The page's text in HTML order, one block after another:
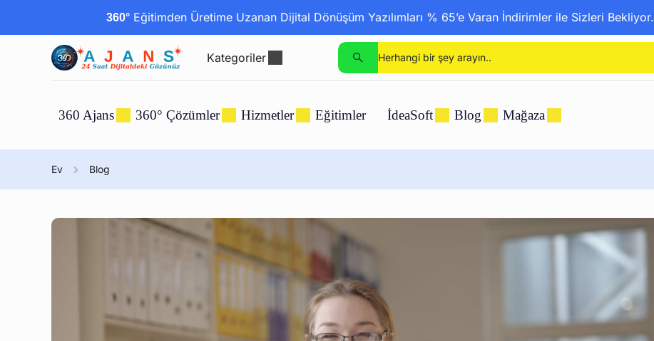
360°Eğitimden Üretime Uzanan Dijital Dönüşüm Yazılımları % 65’e Varan İndirimler ile Sizleri Bekliyor.
Kategoriler
360 Ajans 360° Çözümler Hizmetler Eğitimler İdeaSoft Blog Mağaza
Ev Blog